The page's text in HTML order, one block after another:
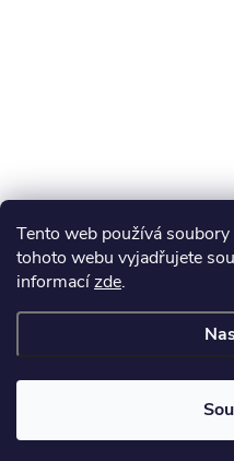
Tento web používá
tohoto webu vyjadřujete
informacízde.